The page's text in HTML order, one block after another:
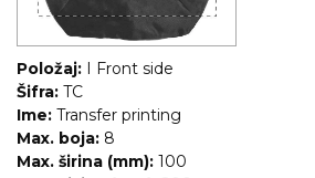
Položaj: I Front side
Šifra: TC
Ime: Transfer printing
Max. boja: 8
Max. širina (mm): 100